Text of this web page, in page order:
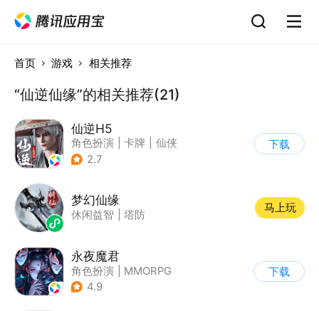
首页 游戏 相关推荐
“仙逆仙缘”的相关推荐(21)
仙逆H5
角色扮演 卡牌
仙侠
| 中国风
2.7
下载
梦幻仙缘
休闲益智 塔防
马上玩
永夜魔君
角色扮演
MMORPG
| 仙侠
4.9
下载